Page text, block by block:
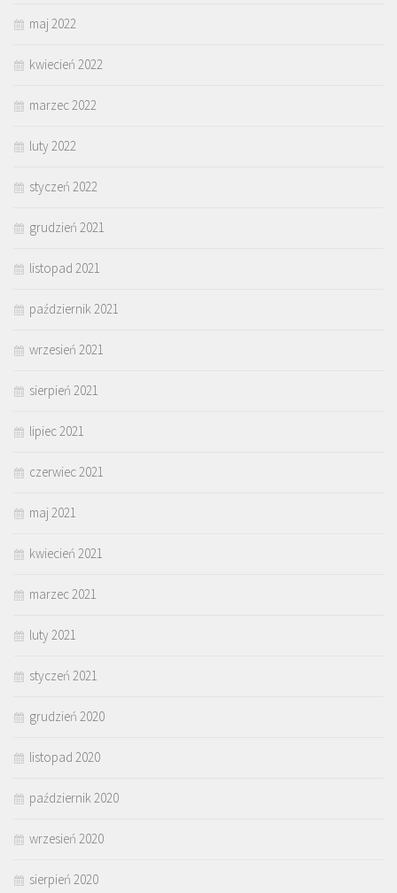
maj 2022
kwiecień 2022
marzec 2022
luty 2022
styczeń 2022
grudzień 2021
listopad 2021
październik 2021
wrzesień 2021
sierpień 2021
lipiec 2021
czerwiec 2021
maj 2021
kwiecień 2021
marzec 2021
luty 2021
styczeń 2021
grudzień 2020
listopad 2020
październik 2020
wrzesień 2020
sierpień 2020